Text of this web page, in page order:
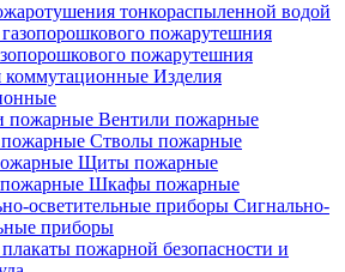
тонкораспыленной водой
пожарутешния
Изделия
Вентили пожарные
Стволы пожарные
Щиты пожарные
Шкафы пожарные
Сигнально-
приборы